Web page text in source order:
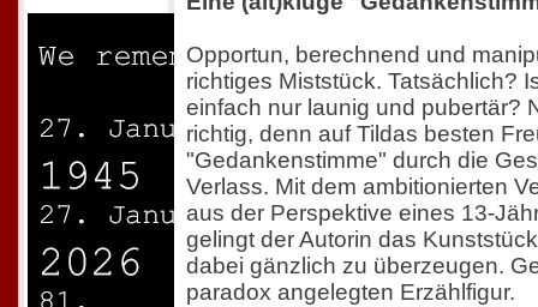
Opportun, berechnend und
richtiges Miststück. Tatsächlich?
einfach nur launig und pubertär?
richtig, denn auf Tildas besten
"Gedankenstimme" durch die
Verlass. Mit dem ambitionierten
aus der Perspektive eines 13-
gelingt der Autorin das
dabei gänzlich zu überzeugen.
paradox angelegten Erzählfigur.